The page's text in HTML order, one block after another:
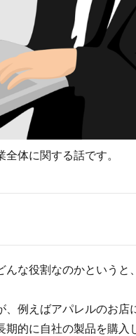
体に関する話です。
な役割なのかというと
例えばアパレルのお店
的に自社の製品を購入